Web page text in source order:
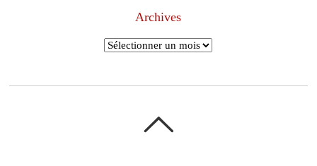
Archives
Archives